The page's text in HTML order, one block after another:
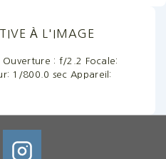
À L'IMAGE
Ouverture : f/2.2
Focale:
1/800.0 sec Appareil: